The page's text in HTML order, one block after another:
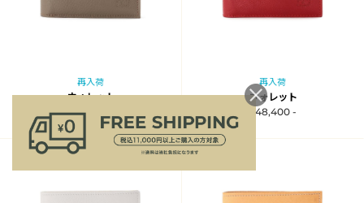
再入荷
ウォレット
¥48,400 -
再入荷
ウォレット
¥48,400 -